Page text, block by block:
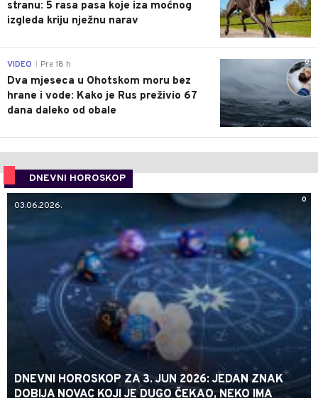
stranu: 5 rasa pasa koje iza moćnog
izgleda kriju nježnu narav
0
VIDEO Pre 18 h
Dva mjeseca u Ohotskom moru bez
hrane i vode: Kako je Rus preživio 67
dana daleko od obale
DNEVNI HOROSKOP
0
03.06.2026.
DNEVNI HOROSKOP ZA 3. JUN 2026: JEDAN ZNAK
DOBIJA NOVAC KOJI JE DUGO ČEKAO, NEKO IMA